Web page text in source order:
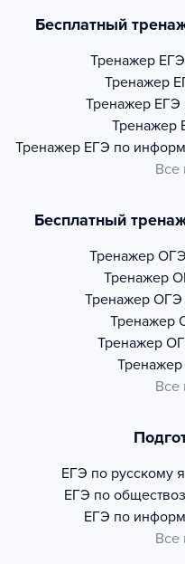
Бесплатный
Тренажер
Тренажер
Тренажер ЕГЭ
Тренажер
Тренажер ЕГЭ по
Все
Бесплатный
Тренажер
Тренажер
Тренажер ОГЭ
Тренажер
Тренажер
Тренажер
Все
ЕГЭ по русскому
ЕГЭ по
ЕГЭ по
Все